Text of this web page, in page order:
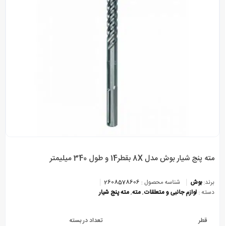
مته پنج شیار بوش مدل 8X بقطر14 و طول 340 میلیمتر
برند:بوش شناسه محصول : 2608578606
دسته : لوازم جانبی و متعلقات,مته,مته پنج شیار
قطر
تعداد در بسته